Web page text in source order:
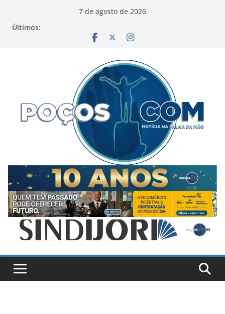
7 de agosto de 2026
Últimos: